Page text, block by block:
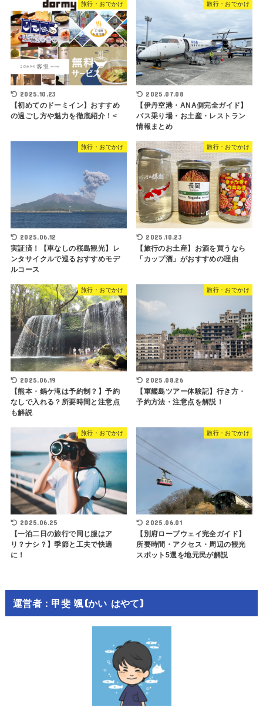
旅行・おでかけ
2025.10.23
【初めてのドーミイン】おすすめ
の過ごし方や魅力を徹底紹介！<
旅行・おでかけ
2025.07.08
【伊丹空港・ANA側完全ガイド】
バス乗り場・お土産・レストラン
情報まとめ
旅行・おでかけ
2025.06.12
実証済！【車なしの桜島観光】レ
ンタサイクルで巡るおすすめモデ
ルコース
旅行・おでかけ
2025.10.23
【旅行のお土産】お酒を買うなら
「カップ酒」がおすすめの理由
旅行・おでかけ
2025.06.19
【熊本・鍋ケ滝は予約制？】予約
なしで入れる？所要時間と注意点
も解説
旅行・おでかけ
2025.08.26
【軍艦島ツアー体験記】行き方・
予約方法・注意点を解説！
旅行・おでかけ
2025.06.25
【一泊二日の旅行で同じ服はア
リ？ナシ？】季節と工夫で快適
に！
旅行・おでかけ
2025.06.01
【別府ロープウェイ完全ガイド】
所要時間・アクセス・周辺の観光
スポット5選を地元民が解説
運営者：甲斐 颯(かい はやて)